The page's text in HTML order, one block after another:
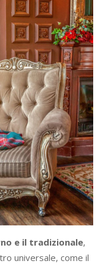
e il tradizionale,
universale, come il